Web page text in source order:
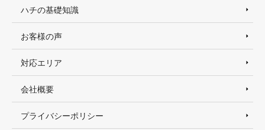
ハチの基礎知識
お客様の声
対応エリア
会社概要
プライバシーポリシー